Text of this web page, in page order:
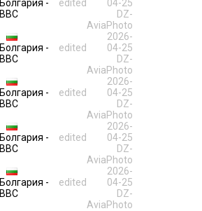
Болгария -
ВВС
edited
04-25
DZ-
AviaPhoto
Болгария -
ВВС
edited
2026-
04-25
DZ-
AviaPhoto
Болгария -
ВВС
edited
2026-
04-25
DZ-
AviaPhoto
Болгария -
ВВС
edited
2026-
04-25
DZ-
AviaPhoto
Болгария -
ВВС
edited
2026-
04-25
DZ-
AviaPhoto